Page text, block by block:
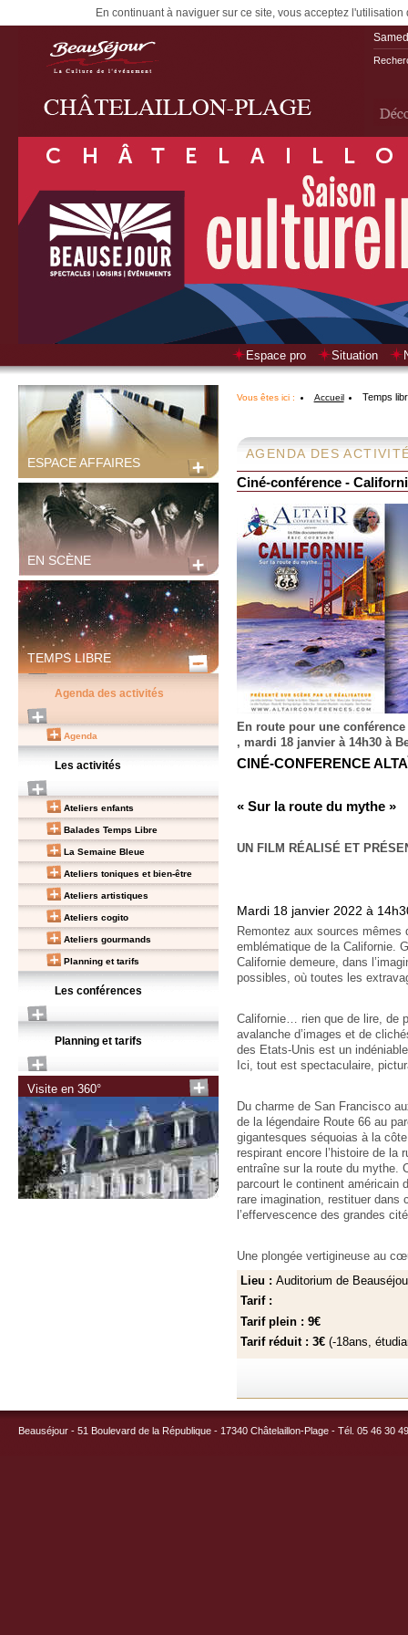
En continuant à naviguer sur ce site, vous acceptez
Espace pro Situation
ESPACE AFFAIRES
EN SCÈNE
TEMPS LIBRE
Agenda des activités
Agenda
Les activités
Ateliers enfants
Balades Temps Libre
La Semaine Bleue
Ateliers toniques et bien-être
Ateliers artistiques
Ateliers cogito
Ateliers gourmands
Planning et tarifs
Les conférences
Planning et tarifs
Visite en 360°
Vous êtes ici : Accueil Temps
AGENDA DES
Ciné-conférence -
En route pour une
, mardi 18 janvier à 14h30 à
CINÉ-CONFERENCE
« Sur la route du mythe »
UN FILM RÉALISÉ ET
Mardi 18 janvier 2022 à
Remontez aux sources mêmes
emblématique de la Californie.
Californie demeure, dans
possibles, où toutes les
Californie… rien que de lire, de
avalanche d’images et de
des Etats-Unis est un
Ici, tout est spectaculaire,
Du charme de San Francisco
de la légendaire Route 66 au
gigantesques séquoias à la
respirant encore l’histoire de la
entraîne sur la route du mythe.
parcourt le continent américain
rare imagination, restituer dans
l’effervescence des grandes
Une plongée vertigineuse au
Lieu : Auditorium de
Tarif :
Tarif plein : 9€
Tarif réduit : 3€ (-18ans,
Beauséjour - 51 Boulevard de la République - 17340 Châtelaillon-Plage - Tél. 05 46 30